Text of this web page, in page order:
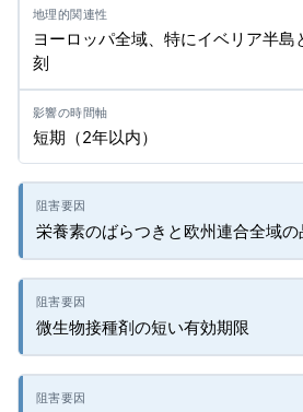
ヨーロッパ全域、特にイベリア半島
刻
短期（2年以内）
栄養素のばらつきと欧州連合全域
微生物接種剤の短い有効期限